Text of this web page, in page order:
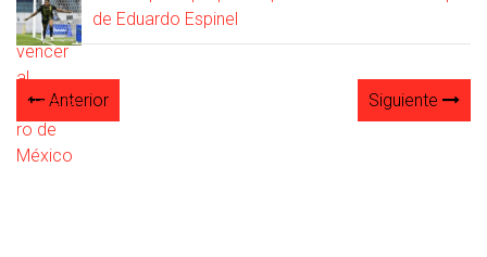
de Eduardo Espinel
Anterior Siguiente